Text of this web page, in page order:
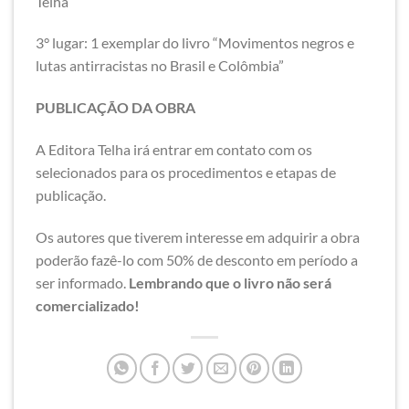
3° lugar: 1 exemplar do livro “Movimentos negros e
lutas antirracistas no Brasil e Colômbia”
PUBLICAÇÃO DA OBRA
A Editora Telha irá entrar em contato com os
selecionados para os procedimentos e etapas de
publicação.
Os autores que tiverem interesse em adquirir a obra
poderão fazê-lo com 50% de desconto em período a
ser informado. Lembrando que o livro não será
comercializado!